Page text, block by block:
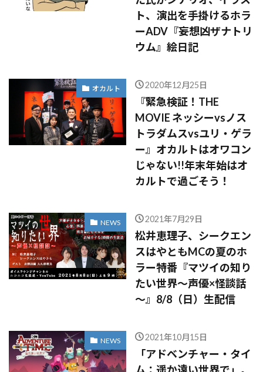
ト、演出を手掛けるホラ
ーADV『妄想凶ザナトリ
ウム』絵日記
オカルト 2020年12月25日
『緊急検証！THE
MOVIE ネッシーvsノス
トラダムスvsユリ・ゲラ
ー』オカルトはオワコン
じゃない!!年末年始はオ
カルトで過ごそう！
NEWS 2021年7月29日
松井恵理子、シークエン
スはやともMCの夏のホ
ラー特番『マツイの知り
たい世界～声優×怪談話
～』8/8（日）生配信
NEWS 2021年10月15日
「アドベンチャー・タイ